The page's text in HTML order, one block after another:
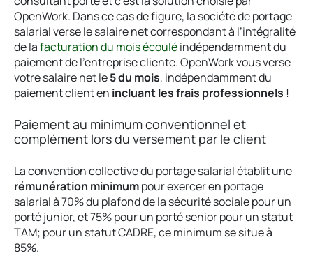
OpenWork. Dans ce cas de figure, la société de portage
salarial verse le salaire net correspondant à l’intégralité
de lafacturation du mois écouléindépendamment du
paiement de l’entreprise cliente. OpenWork vous verse
votre salaire net le5 du mois, indépendamment du
paiement client en incluant les frais professionnels !
Paiement au minimum conventionnel et
complément lors du versement par le client
La convention collective du portage salarial établit une
rémunération minimumpour exercer en portage
salarial à 70% du plafond de la sécurité sociale pour un
porté junior, et 75% pour un porté senior pour un statut
TAM; pour un statut CADRE, ce minimum se situe à
85%.